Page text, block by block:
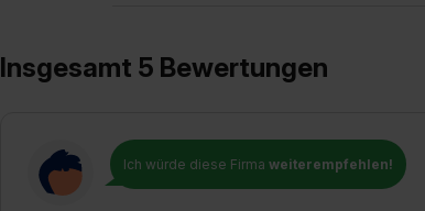
Insgesamt 5 Bewertungen
Ich würde diese Firma weiterempfehlen!